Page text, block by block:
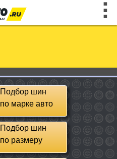
Подбор шин
по марке авто
Подбор шин
по размеру